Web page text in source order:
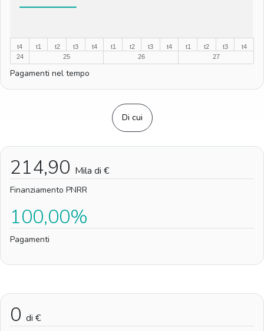
t4
24
t1
25
t2 t3 t4
t1
26
t2 t3 t4
t1
27
t2 t3 t4
Pagamenti nel tempo
Di cui
214,90 Mila di €
Finanziamento PNRR
100,00%
Pagamenti
0 di €